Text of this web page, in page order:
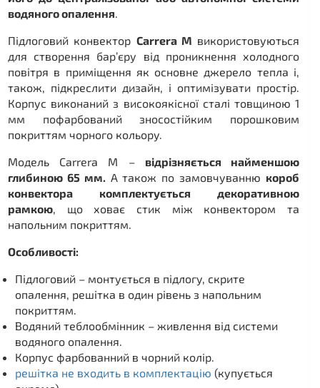
водяного опалення.
Підлоговий конвектор Carrera M використовуються
для створення бар’єру від проникнення холодного
повітря в приміщення як основне джерело тепла і,
також, підкреслити дизайн, і оптимізувати простір.
Корпус виконаний з високоякісної сталі товщиною 1
мм пофарбований зносостійким порошковим
покриттям чорного кольору.
Модель Carrera M – відрізняється найменшою
глибиною 65 мм. А також по замовчуванню короб
конвектора комплектується декоративною
рамкою, що ховає стик між конвектором та
напольним покриттям.
Особливості:
Підлоговий – монтується в підлогу, скрите
опалення, решітка в один рівень з напольним
покриттям.
Водяний теблообмінник – живлення від системи
водяного опалення.
Корпус фарбованний в чорний колір.
решітка не входить в комплектацію (купується